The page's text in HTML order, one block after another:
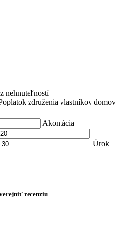
nehnuteľností
združenia vlastníkov domov
Akontácia
Úrok
recenziu